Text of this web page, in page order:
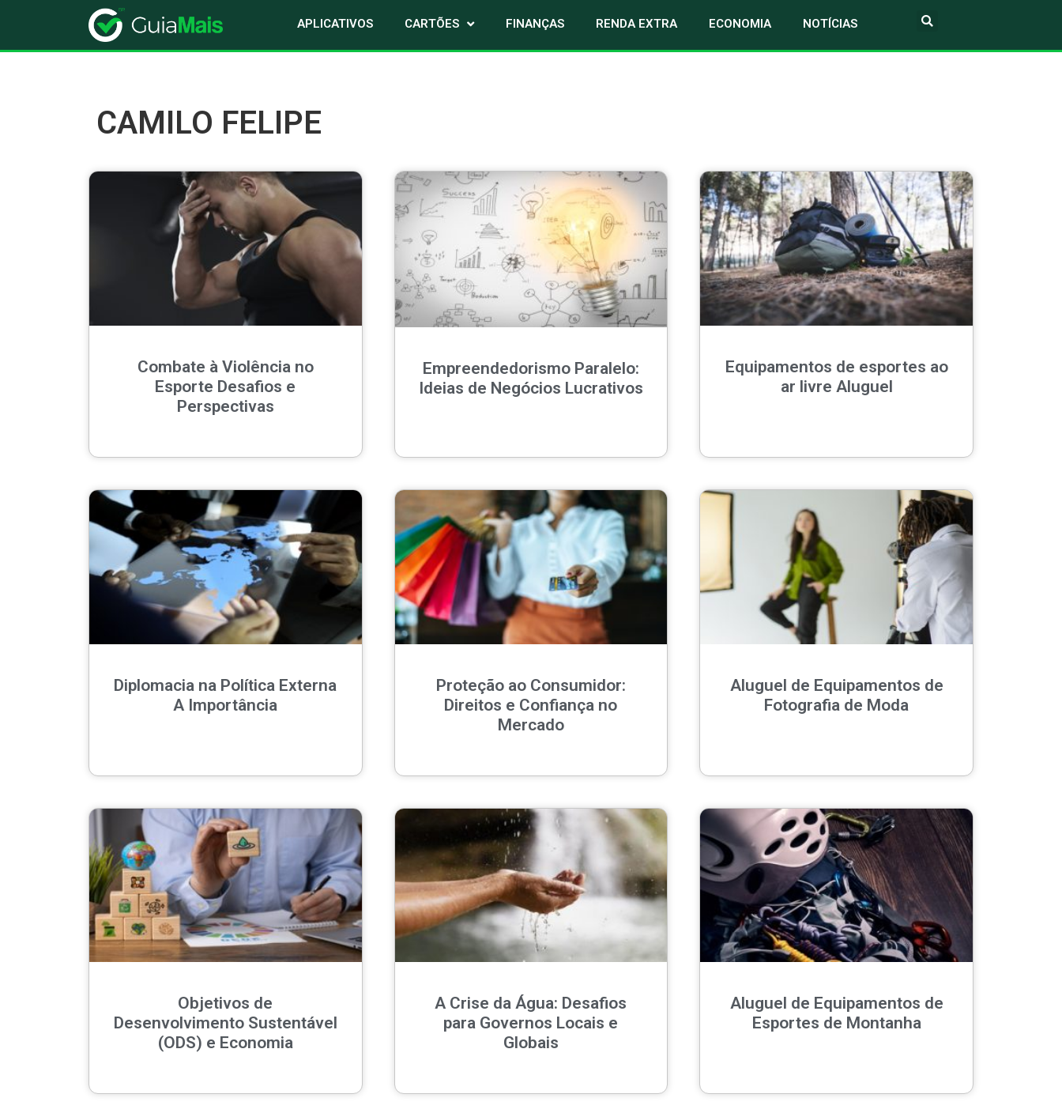
APLICATIVOS CARTÕES FINANÇAS RENDA EXTRA ECONOMIA NOTÍCIAS
CAMILO FELIPE
Combate à Violência no
Esporte Desafios e
Perspectivas
Empreendedorismo Paralelo:
Ideias de Negócios Lucrativos
Equipamentos de esportes ao
ar livre Aluguel
Diplomacia na Política Externa
A Importância
Proteção ao Consumidor:
Direitos e Confiança no
Mercado
Aluguel de Equipamentos de
Fotografia de Moda
Objetivos de
Desenvolvimento Sustentável
(ODS) e Economia
A Crise da Água: Desafios
para Governos Locais e
Globais
Aluguel de Equipamentos de
Esportes de Montanha